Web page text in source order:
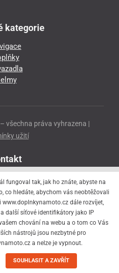
kategorie
všechna práva vyhrazena |
užití
86
- Staré Čivice
073
fungoval tak, jak ho znáte, abyste na
co hledáte, abychom vás neobtěžovali
dále rozvíjet,
další síťové identifikátory jako IP
chování na webu a o tom co Vás
nástrojů jsou nezbytné pro
a nelze je vypnout.
SOUHLASIT A ZAVŘÍT